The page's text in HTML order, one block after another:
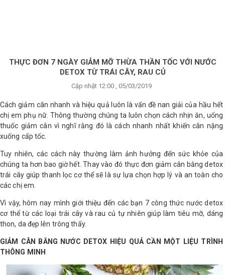
THỰC ĐƠN 7 NGÀY GIẢM MỠ THỪA THẦN TỐC VỚI NƯỚC
DETOX TỪ TRÁI CÂY, RAU CỦ
Cập nhật 12:00 , 05/03/2019
Cách giảm cân nhanh và hiệu quả luôn là vấn đề nan giải của hầu hết
chị em phụ nữ. Thông thường chúng ta luôn chọn cách nhịn ăn, uống
thuốc giảm cân vì nghĩ rằng đó là cách nhanh nhất khiến cân nặng
xuống cấp tốc.
Tuy nhiên, các cách này thường làm ảnh hưởng đến sức khỏe của
chúng ta hơn bao giờ hết. Thay vào đó thực đơn giảm cân bằng detox
trái cây giúp thanh lọc cơ thể sẽ là sự lựa chọn hợp lý và an toàn cho
các chị em.
Vì vậy, hôm nay mình giới thiệu đến các bạn 7 công thức nước detox
cơ thể từ các loại trái cây và rau củ tự nhiên giúp làm tiêu mỡ, dáng
thon, da đẹp lên trông thấy.
GIẢM CÂN BẰNG NƯỚC DETOX HIỆU QUẢ CẦN MỘT LIỆU TRÌNH
THÔNG MINH